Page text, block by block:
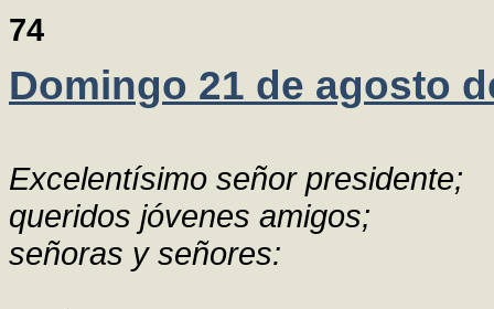
74
Domingo 21 de agosto
Excelentísimo señor presidente;
queridos jóvenes amigos;
señoras y señores: